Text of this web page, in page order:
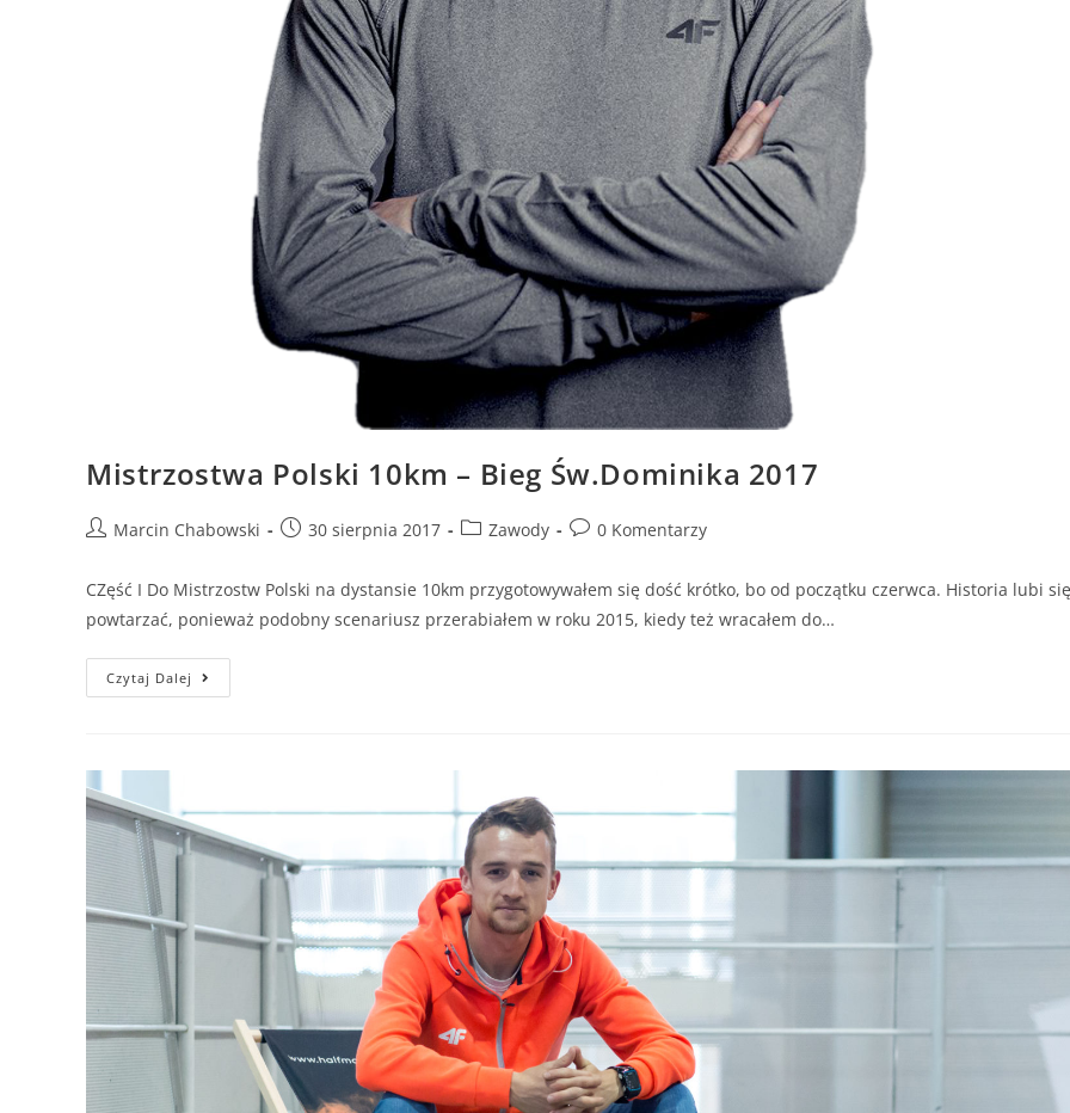
Mistrzostwa Polski 10km – Bieg Św.Dominika 2017
Marcin Chabowski 30 sierpnia 2017 Zawody 0 Komentarzy
CZęść I Do Mistrzostw Polski na dystansie 10km przygotowywałem się dość krótko, bo od początku czerwca. Historia lubi się
powtarzać, ponieważ podobny scenariusz przerabiałem w roku 2015, kiedy też wracałem do…
Czytaj Dalej